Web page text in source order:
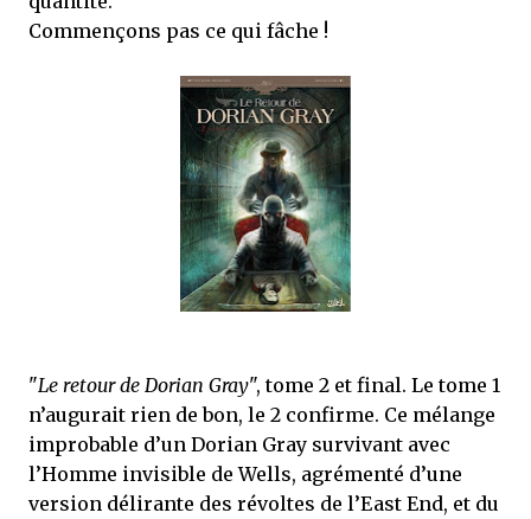
que Thomas connaissait et appréciait Olivier. Marlowe découvre une ville qu’il
ne connaissait pas, habitée par la méfiance, la peur et le rigorisme de la Ligue,
une ville pleine de mystères et de vieilles rancœurs. La Dame d...
Commençons pas ce qui fâche !
"Le retour de Dorian Gray", tome 2 et final. Le tome 1
n’augurait rien de bon, le 2 confirme. Ce mélange
improbable d’un Dorian Gray survivant avec
l’Homme invisible de Wells, agrémenté d’une
version délirante des révoltes de l’East End, et du